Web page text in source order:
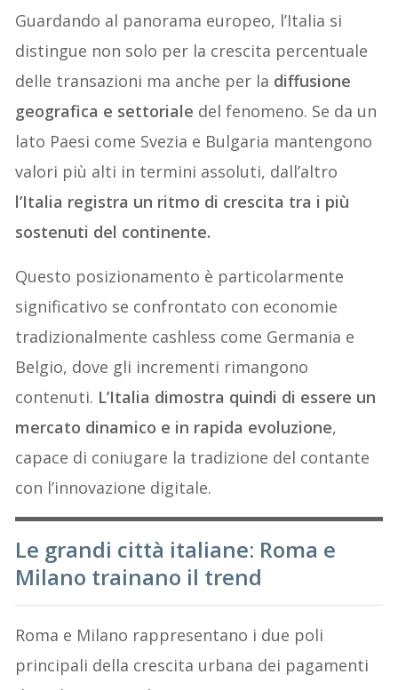
Guardando al panorama europeo, l’Italia si
distingue non solo per la crescita percentuale
delle transazioni ma anche per la diffusione
geografica e settoriale del fenomeno. Se da un
lato Paesi come Svezia e Bulgaria mantengono
valori più alti in termini assoluti, dall’altro
l’Italia registra un ritmo di crescita tra i più
sostenuti del continente.
Questo posizionamento è particolarmente
significativo se confrontato con economie
tradizionalmente cashless come Germania e
Belgio, dove gli incrementi rimangono
contenuti. L’Italia dimostra quindi di essere un
mercato dinamico e in rapida evoluzione,
capace di coniugare la tradizione del contante
con l’innovazione digitale.
Le grandi città italiane: Roma e
Milano trainano il trend
Roma e Milano rappresentano i due poli
principali della crescita urbana dei pagamenti